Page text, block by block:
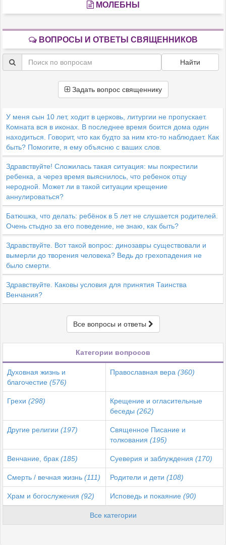
МОЛЕБНЫ
ВОПРОСЫ И ОТВЕТЫ СВЯЩЕННИКОВ
Найти
Задать вопрос священнику
У меня сын 10 лет, ходит в церковь, литургии не пропускает.
Комната вся в иконах. В последнее время боится дома один
находиться. Говорит, что как будто за ним кто-то наблюдает. Как
быть? Помогите, я ему объясню с ваших слов.
Здравствуйте! Сложилась такая ситуация: мы покрестили
ребенка, а через время выяснилось, что ребенок отцу
неродной. Может ли в такой ситуации крещение
аннулироваться?
Батюшка, что делать: ребёнок в 5 лет не слушается родителей.
Очень стыдно за его поведение, не знаю, как быть?
Здравствуйте. Вот такой вопрос: динозавры существовали и
вымерли до творения человека? Ведь до грехопадения не
было смерти.
Здравствуйте. Каковы условия для принятия Таинства
Венчания?
Все вопросы и ответы
Категории вопросов
Духовная жизнь и
благочестие (576)
Православная вера (360)
Грехи (298)
Крещение и огласительные
беседы (262)
Другие религии (197)
Священное Писание и
толкования (195)
Венчание, брак (185) Суеверия и заблуждения (170)
Смерть / вечная жизнь (111) Родители и дети (108)
Храм и богослужения (92) Исповедь и покаяние (90)
Все категории